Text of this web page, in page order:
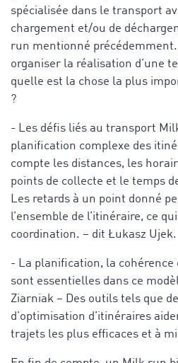
spécialisée dans le transport
chargement et/ou de
run mentionné
organiser la réalisation d’une
quelle est la chose la plus
?
- Les défis liés au transport
planification complexe des
compte les distances, les
points de collecte et le temps
Les retards à un point donné
l’ensemble de l’itinéraire, ce
coordination. – dit Łukasz Ujek.
- La planification, la
sont essentielles dans ce
Ziarniak – Des outils tels que
d’optimisation d’itinéraires
trajets les plus efficaces et à